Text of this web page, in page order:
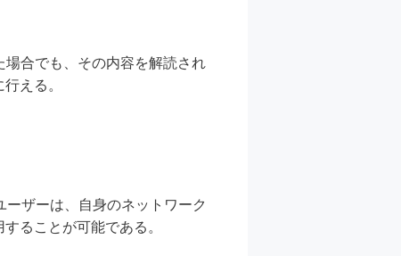
合でも、その内容を解読され
える。
ザーは、自身のネットワーク
ることが可能である。